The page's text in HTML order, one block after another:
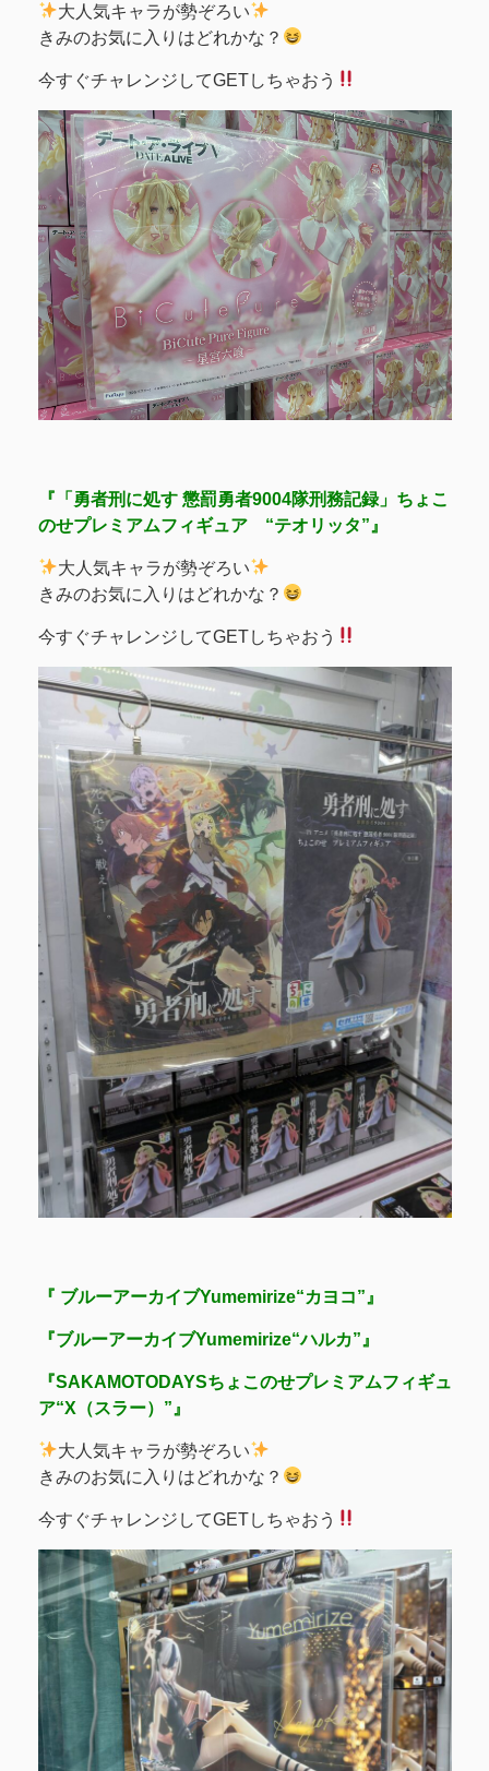
大人気キャラが勢ぞろい
きみのお気に入りはどれかな？
今すぐチャレンジしてGETしちゃおう
『「勇者刑に処す 懲罰勇者9004隊刑務記録」 ちょこ
のせプレミアムフィギュア “テオリッタ”』
大人気キャラが勢ぞろい
きみのお気に入りはどれかな？
今すぐチャレンジしてGETしちゃおう
『 ブルーアーカイブYumemirize“カヨコ”』
『ブルーアーカイブYumemirize“ハルカ”』
『SAKAMOTODAYSちょこのせプレミアムフィギュ
ア“X（スラー）”』
大人気キャラが勢ぞろい
きみのお気に入りはどれかな？
今すぐチャレンジしてGETしちゃおう